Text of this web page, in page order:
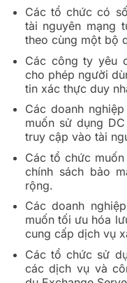
Các tổ chức có
tài nguyên mạng
theo cùng một bộ
Các công ty yêu
cho phép người
tin xác thực duy
Các doanh
muốn sử dụng
truy cập vào tài
Các tổ chức
chính sách bảo
rộng.
Các doanh
muốn tối ưu hóa
cung cấp dịch vụ
Các tổ chức sử
các dịch vụ và